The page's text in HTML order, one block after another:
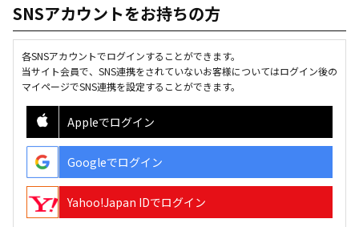
SNSアカウントをお持ちの方
各SNSアカウントでログインすることができます。
当サイト会員で、SNS連携をされていないお客様についてはログイン後の
マイページでSNS連携を設定することができます。
Appleでログイン
Googleでログイン
Yahoo!Japan IDでログイン